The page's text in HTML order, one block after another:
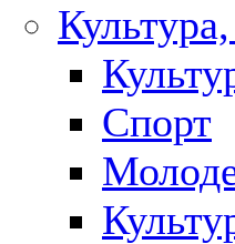
Спорт